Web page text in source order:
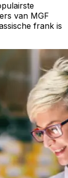
van MGF
frank is